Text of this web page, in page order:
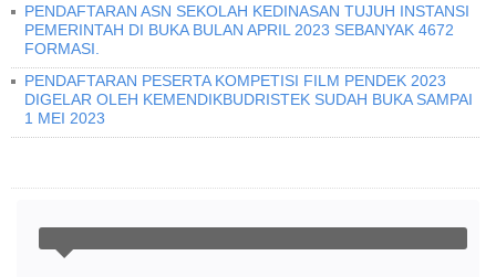
PENDAFTARAN ASN SEKOLAH KEDINASAN TUJUH INSTANSI
PEMERINTAH DI BUKA BULAN APRIL 2023 SEBANYAK 4672
FORMASI.
PENDAFTARAN PESERTA KOMPETISI FILM PENDEK 2023
DIGELAR OLEH KEMENDIKBUDRISTEK SUDAH BUKA SAMPAI
1 MEI 2023